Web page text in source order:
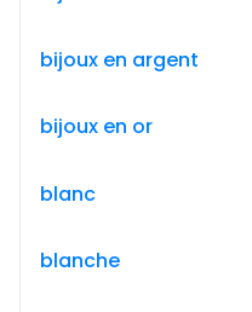
bijoux en argent
bijoux en or
blanc
blanche